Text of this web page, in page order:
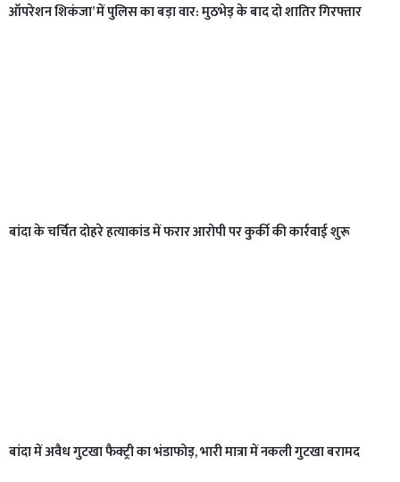
ऑपरेशन शिकंजा’ में पुलिस का बड़ा वार: मुठभेड़ के बाद दो शातिर गिरफ्तार
बांदा के चर्चित दोहरे हत्याकांड में फरार आरोपी पर कुर्की की कार्रवाई शुरू
बांदा में अवैध गुटखा फैक्ट्री का भंडाफोड़, भारी मात्रा में नकली गुटखा बरामद